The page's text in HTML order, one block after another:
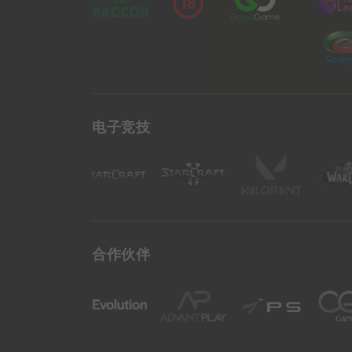
电子竞技
合作伙伴